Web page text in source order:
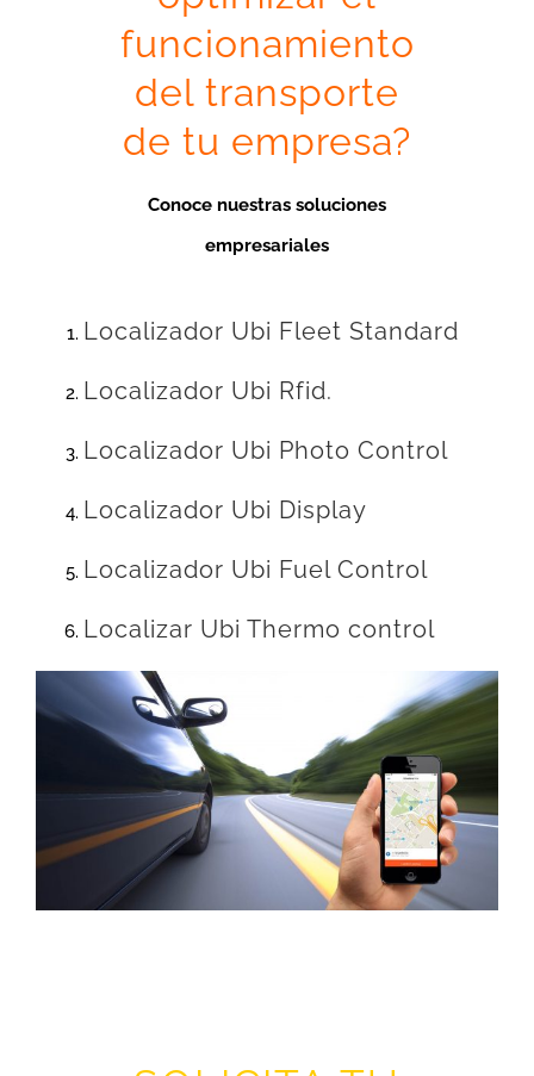
funcionamiento
del transporte
de tu empresa?
Conoce nuestras soluciones
empresariales
Localizador Ubi Fleet Standard
Localizador Ubi Rfid.
Localizador Ubi Photo Control
Localizador Ubi Display
Localizador Ubi Fuel Control
Localizar Ubi Thermo control